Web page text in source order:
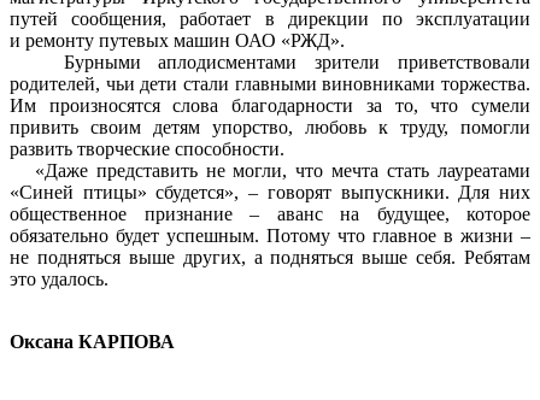
путей сообщения, работает в дирекции по эксплуатации
и ремонту путевых машин ОАО «РЖД».
Бурными аплодисментами зрители приветствовали
родителей, чьи дети стали главными виновниками торжества.
Им произносятся слова благодарности за то, что сумели
привить своим детям упорство, любовь к труду, помогли
развить творческие способности.
«Даже представить не могли, что мечта стать лауреатами
«Синей птицы» сбудется», – говорят выпускники. Для них
общественное признание – аванс на будущее, которое
обязательно будет успешным. Потому что главное в жизни –
не подняться выше других, а подняться выше себя. Ребятам
это удалось.
Оксана КАРПОВА